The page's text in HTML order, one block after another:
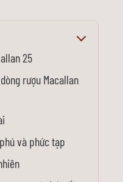
25
rượu Macallan
và phức tạp